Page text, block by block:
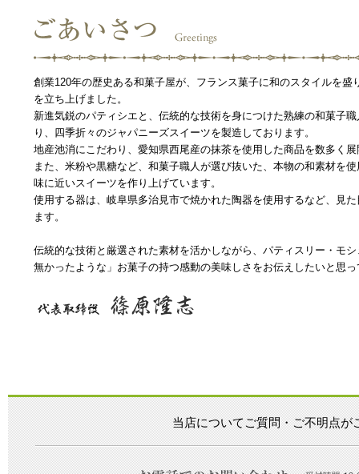
創業120年の歴史ある和菓子屋が、フランス菓子に和のスタイルを盛
を立ち上げました。
新進気鋭のパティシエと、伝統的な技術を身につけた熟練の和菓子
り、四季折々のジャパニーズスイーツを製造しております。
地産池消にこだわり、愛知県西尾産の抹茶を使用した商品を数多く
また、米粉や黒糖など、和菓子職人が選び抜いた、本物の和素材を
味に近いスイーツを作り上げています。
使用する器は、岐阜県多治見市で焼かれた陶器を使用するなど、見
ます。
伝統的な技術と厳選された素材を活かしながら、パティスリー・モ
無かったような」お菓子の持つ感動の美味しさをお伝えしたいと思
当店についてご質問・ご不明点